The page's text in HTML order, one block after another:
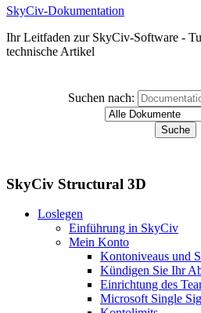
SkyCiv-Dokumentation
Ihr Leitfaden zur SkyCiv-Software -
technische Artikel
Suchen nach:
SkyCiv Structural 3D
Loslegen
Einführung in SkyCiv
Mein Konto
Kontoniveaus und
Kündigen Sie Ihr
Einrichtung des
Microsoft Single